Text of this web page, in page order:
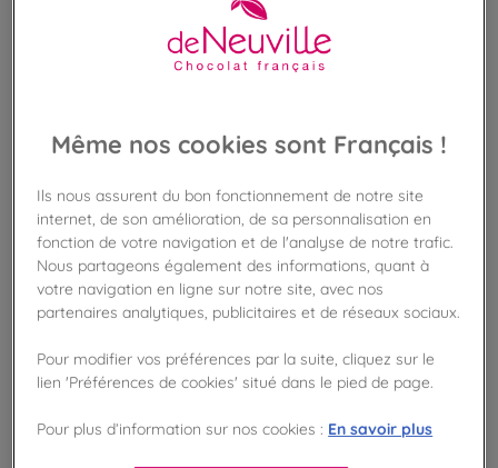
Pâte de cacao BIO 100% Pérou
Cacao BIO d'origine Pérou
VOIR LE PRODUIT
EXCLU BOUTIQUE
Même nos cookies sont Français !
Ils nous assurent du bon fonctionnement de notre site
internet, de son amélioration, de sa personnalisation en
fonction de votre navigation et de l'analyse de notre trafic.
Nous partageons également des informations, quant à
votre navigation en ligne sur notre site, avec nos
partenaires analytiques, publicitaires et de réseaux sociaux.
Pour modifier vos préférences par la suite, cliquez sur le
lien 'Préférences de cookies' situé dans le pied de page.
Pour plus d’information sur nos cookies : En savoir plus